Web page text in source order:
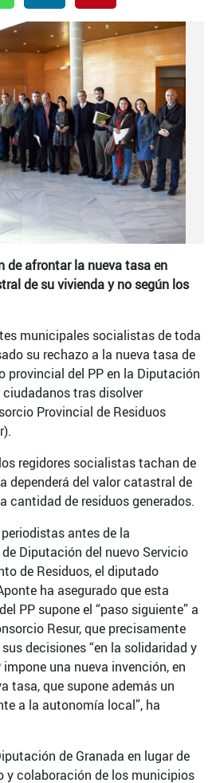
de afrontar la nueva tasa en
de su vivienda y no según los
municipales socialistas de toda
su rechazo a la nueva tasa de
provincial del PP en la Diputación
tras disolver
Provincial de Residuos
los regidores socialistas tachan de
dependerá del valor catastral de
cantidad de residuos generados.
antes de la
Diputación del nuevo Servicio
de Residuos, el diputado
ha asegurado que esta
PP supone el “paso siguiente” a
Resur, que precisamente
decisiones “en la solidaridad y
impone una nueva invención, en
tasa, que supone además un
a la autonomía local”, ha
de Granada en lugar de
y colaboración de los municipios